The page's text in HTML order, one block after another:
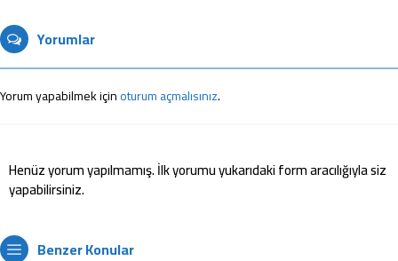
Yorumlar
Yorum yapabilmek içinoturum açmalısınız.
Henüz yorum yapılmamış. İlk yorumu yukarıdaki form aracılığıyla siz
yapabilirsiniz.
Benzer Konular